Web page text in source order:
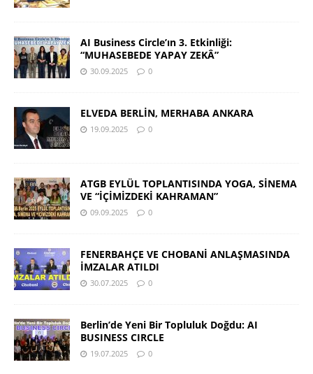
AI Business Circle’ın 3. Etkinliği:
“MUHASEBEDE YAPAY ZEKÂ”
30.09.2025 0
ELVEDA BERLİN, MERHABA ANKARA
19.09.2025 0
ATGB EYLÜL TOPLANTISINDA YOGA, SİNEMA
VE “İÇİMİZDEKİ KAHRAMAN”
09.09.2025 0
FENERBAHÇE VE CHOBANİ ANLAŞMASINDA
İMZALAR ATILDI
30.07.2025 0
Berlin’de Yeni Bir Topluluk Doğdu: AI
BUSINESS CIRCLE
19.07.2025 0